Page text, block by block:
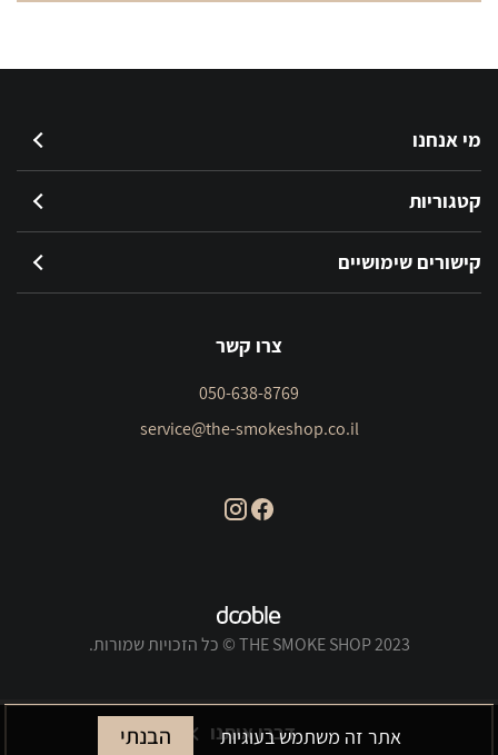
דברו איתנו
מי אנחנו
קטגוריות
קישורים שימושיים
צרו קשר
050-638-8769
service@the-smokeshop.co.il
THE SMOKE SHOP 2023 © כל הזכויות שמורות.
אתר זה משתמש בעוגיות הבנתי